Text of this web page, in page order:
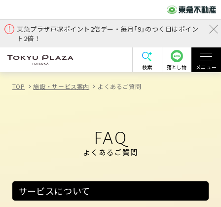
東急プラザ戸塚ポイント2倍デー・毎月「9」のつく日はポイン
ト2倍！
検索 落とし物 メニュー
TOP 施設・サービス案内 よくあるご質問
FAQ
よくあるご質問
サービスについて